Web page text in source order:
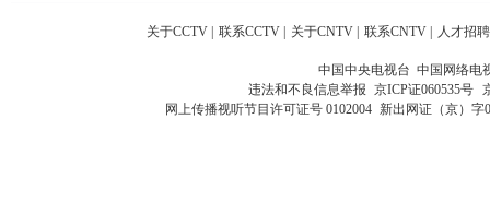
关于CCTV | 联系CCTV | 关于CNTV | 联系CNTV | 人才招聘
中国中央电视台 中国网络电
违法和不良信息举报 京ICP证060535号
网上传播视听节目许可证号 0102004 新出网证（京）